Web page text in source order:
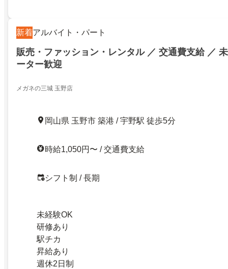
新着アルバイト・パート
販売・ファッション・レンタル ／ 交通費支給 ／
ーター歓迎
メガネの三城 玉野店
岡山県 玉野市 築港 / 宇野駅 徒歩5分
時給1,050円〜 / 交通費支給
シフト制 / 長期
未経験OK
研修あり
駅チカ
昇給あり
週休2日制